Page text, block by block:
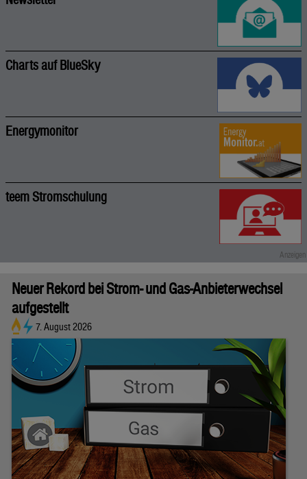
Charts auf BlueSky
Energymonitor
teem Stromschulung
Neuer Rekord bei Strom- und Gas-Anbieterwechsel
aufgestellt
7. August 2026